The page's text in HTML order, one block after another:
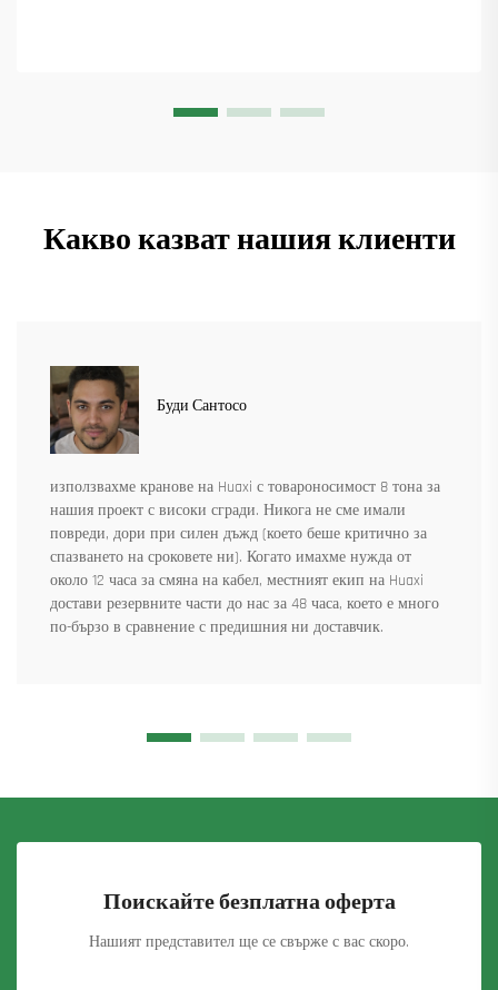
Какво казват нашия клиенти
Буди Сантосо
използвахме кранове на Huaxi с товароносимост 8 тона за
нашия проект с високи сгради. Никога не сме имали
повреди, дори при силен дъжд (което беше критично за
спазването на сроковете ни). Когато имахме нужда от
около 12 часа за смяна на кабел, местният екип на Huaxi
достави резервните части до нас за 48 часа, което е много
по-бързо в сравнение с предишния ни доставчик.
Поискайте безплатна оферта
Нашият представител ще се свърже с вас скоро.